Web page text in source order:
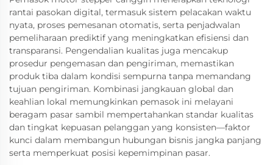
rantai pasokan digital, termasuk sistem pelacakan waktu
nyata, proses pemesanan otomatis, serta penjadwalan
pemeliharaan prediktif yang meningkatkan efisiensi dan
transparansi. Pengendalian kualitas juga mencakup
prosedur pengemasan dan pengiriman, memastikan
produk tiba dalam kondisi sempurna tanpa memandang
tujuan pengiriman. Kombinasi jangkauan global dan
keahlian lokal memungkinkan pemasok ini melayani
beragam pasar sambil mempertahankan standar kualitas
dan tingkat kepuasan pelanggan yang konsisten—faktor
kunci dalam membangun hubungan bisnis jangka panjang
serta memperkuat posisi kepemimpinan pasar.